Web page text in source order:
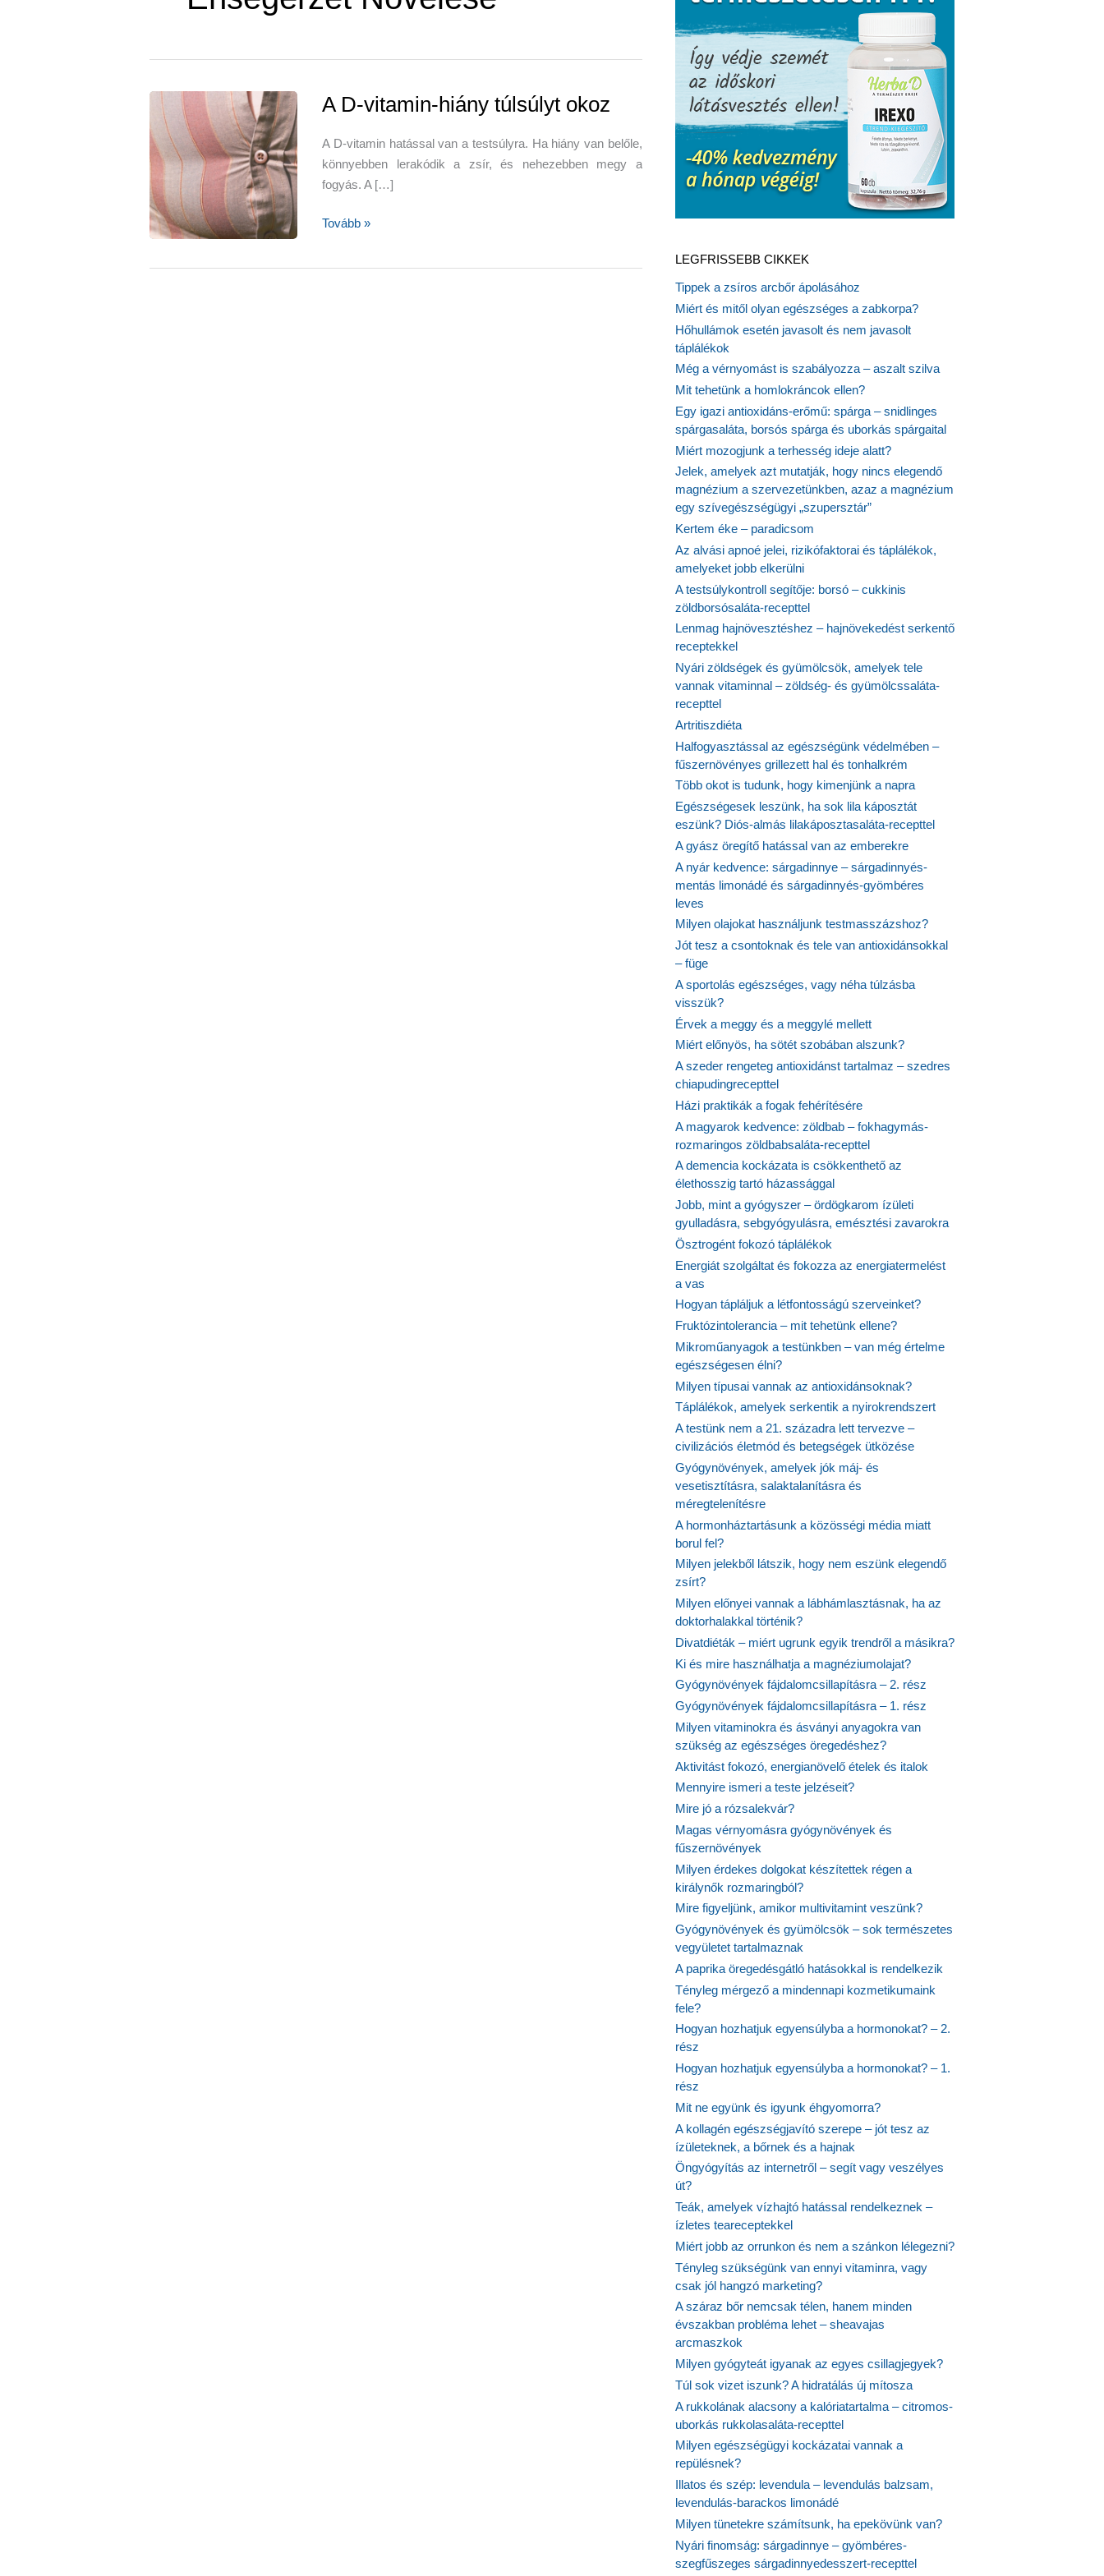
A D-vitamin-hiány túlsúlyt okoz
A D-vitamin hatással van a testsúlyra. Ha hiány van belőle,
könnyebben lerakódik a zsír, és nehezebben megy a
fogyás. A […]
A
Tovább »
LEGFRISSEBB CIKKEK
Tippek a zsíros arcbőr ápolásához
Miért és mitől olyan egészséges a zabkorpa?
Hőhullámok esetén javasolt és nem javasolt
táplálékok
Még a vérnyomást is szabályozza – aszalt szilva
Mit tehetünk a homlokráncok ellen?
Egy igazi antioxidáns-erőmű: spárga – snidlinges
spárgasaláta, borsós spárga és uborkás spárgaital
Miért mozogjunk a terhesség ideje alatt?
Jelek, amelyek azt mutatják, hogy nincs elegendő
magnézium a szervezetünkben, azaz a magnézium
egy szívegészségügyi „szupersztár”
Kertem éke – paradicsom
Az alvási apnoé jelei, rizikófaktorai és táplálékok,
amelyeket jobb elkerülni
A testsúlykontroll segítője: borsó – cukkinis
zöldborsósaláta-recepttel
Lenmag hajnövesztéshez – hajnövekedést serkentő
receptekkel
Nyári zöldségek és gyümölcsök, amelyek tele
vannak vitaminnal – zöldség- és gyümölcssaláta-
recepttel
Artritiszdiéta
Halfogyasztással az egészségünk védelmében –
fűszernövényes grillezett hal és tonhalkrém
Több okot is tudunk, hogy kimenjünk a napra
Egészségesek leszünk, ha sok lila káposztát
eszünk? Diós-almás lilakáposztasaláta-recepttel
A gyász öregítő hatással van az emberekre
A nyár kedvence: sárgadinnye – sárgadinnyés-
mentás limonádé és sárgadinnyés-gyömbéres
leves
Milyen olajokat használjunk testmasszázshoz?
Jót tesz a csontoknak és tele van antioxidánsokkal
– füge
A sportolás egészséges, vagy néha túlzásba
visszük?
Érvek a meggy és a meggylé mellett
Miért előnyös, ha sötét szobában alszunk?
A szeder rengeteg antioxidánst tartalmaz – szedres
chiapudingrecepttel
Házi praktikák a fogak fehérítésére
A magyarok kedvence: zöldbab – fokhagymás-
rozmaringos zöldbabsaláta-recepttel
A demencia kockázata is csökkenthető az
élethosszig tartó házassággal
Jobb, mint a gyógyszer – ördögkarom ízületi
gyulladásra, sebgyógyulásra, emésztési zavarokra
Ösztrogént fokozó táplálékok
Energiát szolgáltat és fokozza az energiatermelést
a vas
Hogyan tápláljuk a létfontosságú szerveinket?
Fruktózintolerancia – mit tehetünk ellene?
Mikroműanyagok a testünkben – van még értelme
egészségesen élni?
Milyen típusai vannak az antioxidánsoknak?
Táplálékok, amelyek serkentik a nyirokrendszert
A testünk nem a 21. századra lett tervezve –
civilizációs életmód és betegségek ütközése
Gyógynövények, amelyek jók máj- és
vesetisztításra, salaktalanításra és
méregtelenítésre
A hormonháztartásunk a közösségi média miatt
borul fel?
Milyen jelekből látszik, hogy nem eszünk elegendő
zsírt?
Milyen előnyei vannak a lábhámlasztásnak, ha az
doktorhalakkal történik?
Divatdiéták – miért ugrunk egyik trendről a másikra?
Ki és mire használhatja a magnéziumolajat?
Gyógynövények fájdalomcsillapításra – 2. rész
Gyógynövények fájdalomcsillapításra – 1. rész
Milyen vitaminokra és ásványi anyagokra van
szükség az egészséges öregedéshez?
Aktivitást fokozó, energianövelő ételek és italok
Mennyire ismeri a teste jelzéseit?
Mire jó a rózsalekvár?
Magas vérnyomásra gyógynövények és
fűszernövények
Milyen érdekes dolgokat készítettek régen a
királynők rozmaringból?
Mire figyeljünk, amikor multivitamint veszünk?
Gyógynövények és gyümölcsök – sok természetes
vegyületet tartalmaznak
A paprika öregedésgátló hatásokkal is rendelkezik
Tényleg mérgező a mindennapi kozmetikumaink
fele?
Hogyan hozhatjuk egyensúlyba a hormonokat? – 2.
rész
Hogyan hozhatjuk egyensúlyba a hormonokat? – 1.
rész
Mit ne együnk és igyunk éhgyomorra?
A kollagén egészségjavító szerepe – jót tesz az
ízületeknek, a bőrnek és a hajnak
Öngyógyítás az internetről – segít vagy veszélyes
út?
Teák, amelyek vízhajtó hatással rendelkeznek –
ízletes teareceptekkel
Miért jobb az orrunkon és nem a szánkon lélegezni?
Tényleg szükségünk van ennyi vitaminra, vagy
csak jól hangzó marketing?
A száraz bőr nemcsak télen, hanem minden
évszakban probléma lehet – sheavajas
arcmaszkok
Milyen gyógyteát igyanak az egyes csillagjegyek?
Túl sok vizet iszunk? A hidratálás új mítosza
A rukkolának alacsony a kalóriatartalma – citromos-
uborkás rukkolasaláta-recepttel
Milyen egészségügyi kockázatai vannak a
repülésnek?
Illatos és szép: levendula – levendulás balzsam,
levendulás-barackos limonádé
Milyen tünetekre számítsunk, ha epekövünk van?
Nyári finomság: sárgadinnye – gyömbéres-
szegfűszeges sárgadinnyedesszert-recepttel